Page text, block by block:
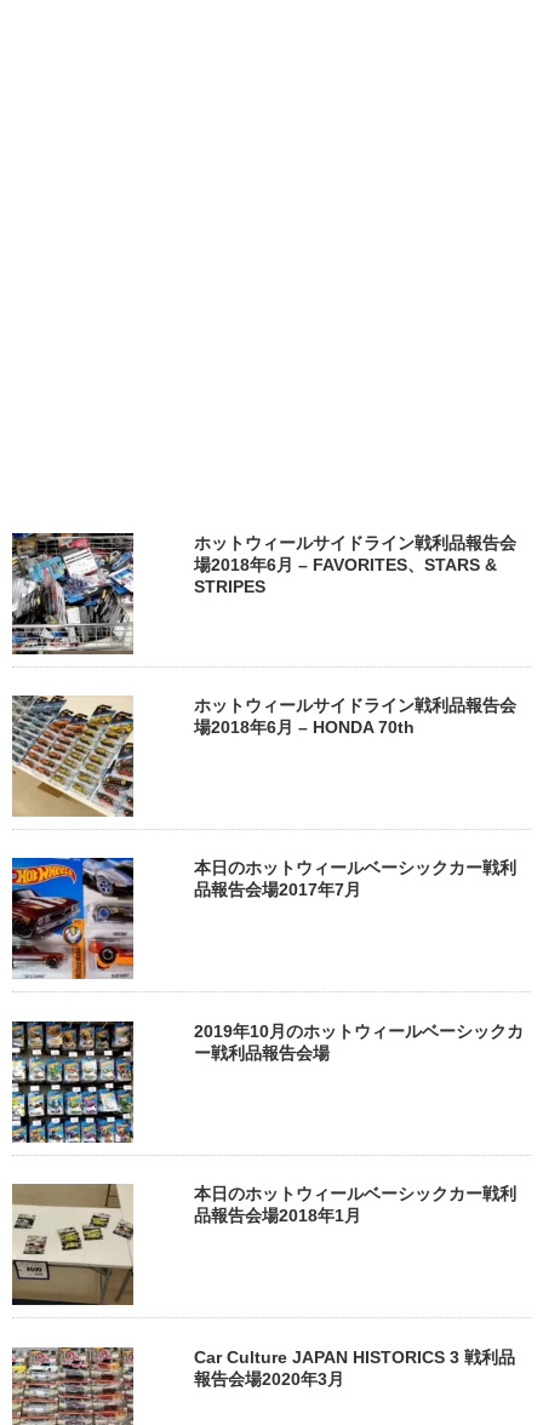
ホットウィールサイドライン戦利品報告会
場2018年6月 – FAVORITES、STARS &
STRIPES
ホットウィールサイドライン戦利品報告会
場2018年6月 – HONDA 70th
本日のホットウィールベーシックカー戦利
品報告会場2017年7月
2019年10月のホットウィールベーシックカ
ー戦利品報告会場
本日のホットウィールベーシックカー戦利
品報告会場2018年1月
Car Culture JAPAN HISTORICS 3 戦利品
報告会場2020年3月